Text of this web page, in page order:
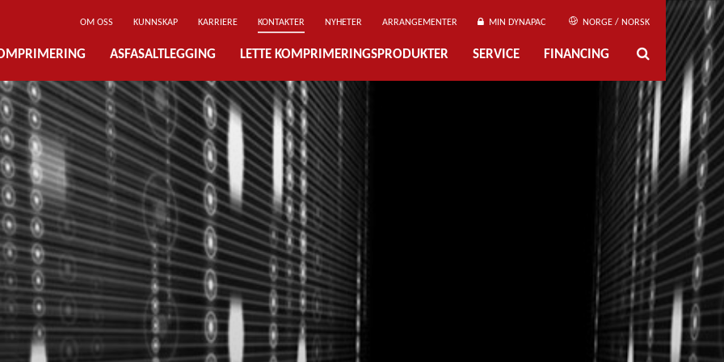
OM OSS KUNNSKAP KARRIERE KONTAKTER NYHETER ARRANGEMENTER MIN DYNAPAC NORGE / NORSK
ASFASALTLEGGING LETTE KOMPRIMERINGSPRODUKTER SERVICE FINANCING